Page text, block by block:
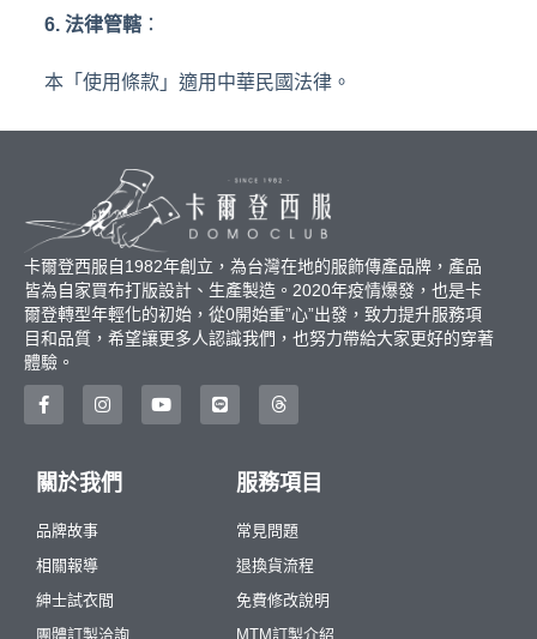
6. 法律管轄：
本「使用條款」適用中華民國法律。
卡爾登西服自1982年創立，為台灣在地的服飾傳產品牌，產品
皆為自家買布打版設計、生產製造。2020年疫情爆發，也是卡
爾登轉型年輕化的初始，從0開始重”心”出發，致力提升服務項
目和品質，希望讓更多人認識我們，也努力帶給大家更好的穿著
體驗。
關於我們
品牌故事
相關報導
紳士試衣間
團體訂製洽詢
服務項目
常見問題
退換貨流程
免費修改說明
MTM訂製介紹